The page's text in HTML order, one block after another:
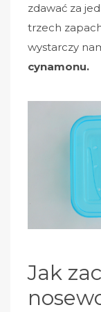
zdawać za
trzech
wystarczy
cynamonu.
Jak